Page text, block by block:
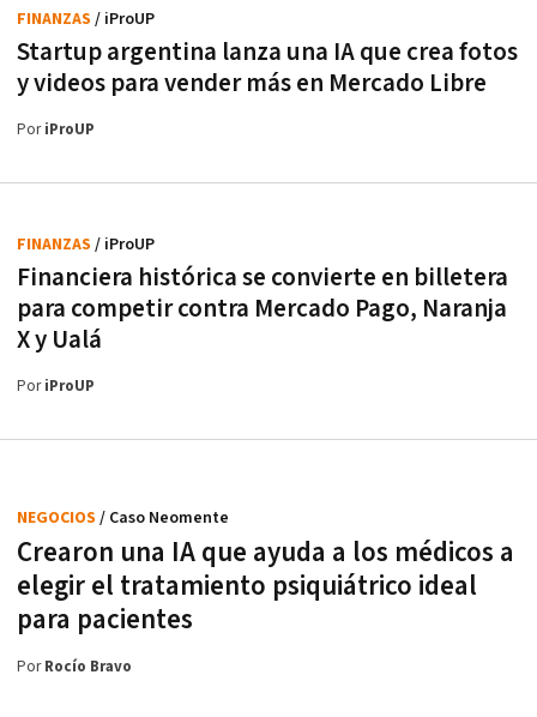
Startup argentina lanza una IA que crea fotos
y videos para vender más en Mercado Libre
FINANZAS / iProUP
PoriProUP
Financiera histórica se convierte en billetera
para competir contra Mercado Pago, Naranja
X y Ualá
FINANZAS / iProUP
PoriProUP
Crearon una IA que ayuda a los médicos a
elegir el tratamiento psiquiátrico ideal
para pacientes
NEGOCIOS / Caso Neomente
PorRocío Bravo